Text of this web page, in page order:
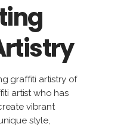
graffiti artistry of
artist who has
vibrant
style,